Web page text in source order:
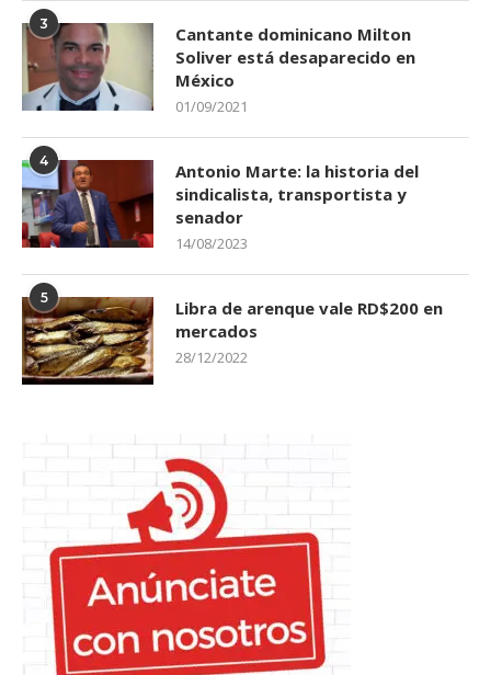
3
Cantante dominicano Milton
Soliver está desaparecido en
México
01/09/2021
4
Antonio Marte: la historia del
sindicalista, transportista y
senador
14/08/2023
5
Libra de arenque vale RD$200 en
mercados
28/12/2022